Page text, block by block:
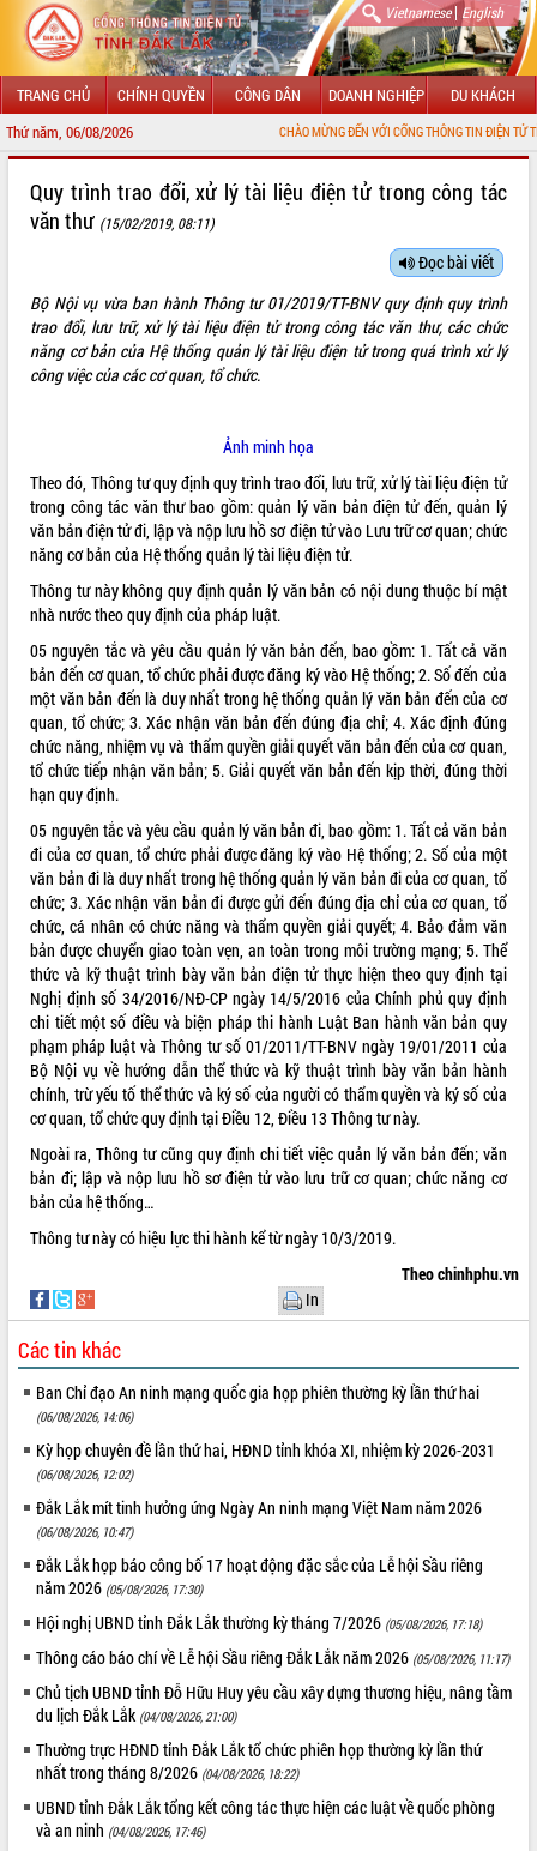
Vietnamese| English
TRANG CHỦ CHÍNH QUYỀN CÔNG DÂN DOANH NGHIỆP DU KHÁCH
Thứ năm, 06/08/2026 CHÀO MỪNG ĐẾN VỚI CỔNG THÔNG TIN ĐIỆN TỬ TỈNH ĐẮK LẮK
LÃNH ĐẠO UBND TỈNH
SỞ, BAN, NGÀNH
UBND CÁC XÃ, PHƯỜNG
VĂN BẢN HĐND TỈNH
ĐIỂM TIN VĂN BẢN
QUY HOẠCH - KẾ HOẠCH
VIDEO
Không có file video nào để phát.
ALBUM ẢNH
LIÊN KẾT WEB
THỐNG KÊ TRUY CẬP
Hôm nay: 27074
Tất cả: 66003216
Quy trình trao đổi, xử lý tài liệu điện tử trong công tác
văn thư (15/02/2019, 08:11)
Đọc bài viết
Bộ Nội vụ vừa ban hành Thông tư 01/2019/TT-BNV quy định quy trình
trao đổi, lưu trữ, xử lý tài liệu điện tử trong công tác văn thư, các chức
năng cơ bản của Hệ thống quản lý tài liệu điện tử trong quá trình xử lý
công việc của các cơ quan, tổ chức.
Ảnh minh họa
Theo đó, Thông tư quy định quy trình trao đổi, lưu trữ, xử lý tài liệu điện tử
trong công tác văn thư bao gồm: quản lý văn bản điện tử đến, quản lý
văn bản điện tử đi, lập và nộp lưu hồ sơ điện tử vào Lưu trữ cơ quan; chức
năng cơ bản của Hệ thống quản lý tài liệu điện tử.
Thông tư này không quy định quản lý văn bản có nội dung thuộc bí mật
nhà nước theo quy định của pháp luật.
05 nguyên tắc và yêu cầu quản lý văn bản đến, bao gồm: 1. Tất cả văn
bản đến cơ quan, tổ chức phải được đăng ký vào Hệ thống; 2. Số đến của
một văn bản đến là duy nhất trong hệ thống quản lý văn bản đến của cơ
quan, tổ chức; 3. Xác nhận văn bản đến đúng địa chỉ; 4. Xác định đúng
chức năng, nhiệm vụ và thẩm quyền giải quyết văn bản đến của cơ quan,
tổ chức tiếp nhận văn bản; 5. Giải quyết văn bản đến kịp thời, đúng thời
hạn quy định.
05 nguyên tắc và yêu cầu quản lý văn bản đi, bao gồm: 1. Tất cả văn bản
đi của cơ quan, tổ chức phải được đăng ký vào Hệ thống; 2. Số của một
văn bản đi là duy nhất trong hệ thống quản lý văn bản đi của cơ quan, tổ
chức; 3. Xác nhận văn bản đi được gửi đến đúng địa chỉ của cơ quan, tổ
chức, cá nhân có chức năng và thẩm quyền giải quyết; 4. Bảo đảm văn
bản được chuyển giao toàn vẹn, an toàn trong môi trường mạng; 5. Thể
thức và kỹ thuật trình bày văn bản điện tử thực hiện theo quy định tại
Nghị định số 34/2016/NĐ-CP ngày 14/5/2016 của Chính phủ quy định
chi tiết một số điều và biện pháp thi hành Luật Ban hành văn bản quy
phạm pháp luật và Thông tư số 01/2011/TT-BNV ngày 19/01/2011 của
Bộ Nội vụ về hướng dẫn thể thức và kỹ thuật trình bày văn bản hành
chính, trừ yếu tố thể thức và ký số của người có thẩm quyền và ký số của
cơ quan, tổ chức quy định tại Điều 12, Điều 13 Thông tư này.
Ngoài ra, Thông tư cũng quy định chi tiết việc quản lý văn bản đến; văn
bản đi; lập và nộp lưu hồ sơ điện tử vào lưu trữ cơ quan; chức năng cơ
bản của hệ thống…
Thông tư này có hiệu lực thi hành kể từ ngày 10/3/2019.
Theo chinhphu.vn
In
Các tin khác
Ban Chỉ đạo An ninh mạng quốc gia họp phiên thường kỳ lần thứ hai
(06/08/2026, 14:06)
Kỳ họp chuyên đề lần thứ hai, HĐND tỉnh khóa XI, nhiệm kỳ 2026-2031
(06/08/2026, 12:02)
Đắk Lắk mít tinh hưởng ứng Ngày An ninh mạng Việt Nam năm 2026
(06/08/2026, 10:47)
Đắk Lắk họp báo công bố 17 hoạt động đặc sắc của Lễ hội Sầu riêng
năm 2026 (05/08/2026, 17:30)
Hội nghị UBND tỉnh Đắk Lắk thường kỳ tháng 7/2026 (05/08/2026, 17:18)
Thông cáo báo chí về Lễ hội Sầu riêng Đắk Lắk năm 2026 (05/08/2026, 11:17)
Chủ tịch UBND tỉnh Đỗ Hữu Huy yêu cầu xây dựng thương hiệu, nâng tầm
du lịch Đắk Lắk (04/08/2026, 21:00)
Thường trực HĐND tỉnh Đắk Lắk tổ chức phiên họp thường kỳ lần thứ
nhất trong tháng 8/2026 (04/08/2026, 18:22)
UBND tỉnh Đắk Lắk tổng kết công tác thực hiện các luật về quốc phòng
và an ninh (04/08/2026, 17:46)